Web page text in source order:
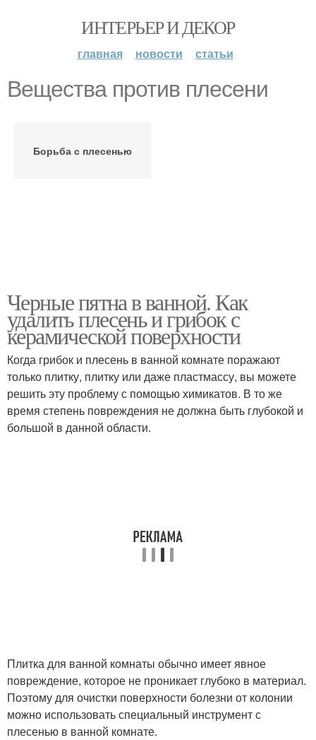
ИНТЕРЬЕР И ДЕКОР
главная новости статьи
Вещества против плесени
Борьба с плесенью
Черные пятна в ванной. Как
удалить плесень и грибок с
керамической поверхности
Когда грибок и плесень в ванной комнате поражают
только плитку, плитку или даже пластмассу, вы можете
решить эту проблему с помощью химикатов. В то же
время степень повреждения не должна быть глубокой и
большой в данной области.
Плитка для ванной комнаты обычно имеет явное
повреждение, которое не проникает глубоко в материал.
Поэтому для очистки поверхности болезни от колонии
можно использовать специальный инструмент с
плесенью в ванной комнате.